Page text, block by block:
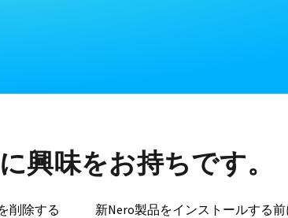
興味をお持ちです。
削除する
新Nero製品をインストールする